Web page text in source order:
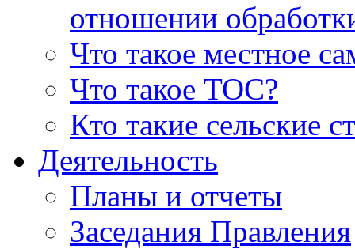
отношении
Что такое местное
Что такое ТОС?
Кто такие сельские
Деятельность
Планы и отчеты
Заседания Правления